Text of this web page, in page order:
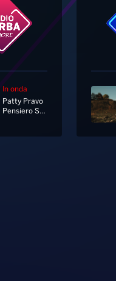
In onda
Patty Pravo
Pensiero Stupendo